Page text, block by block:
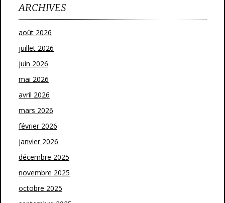
ARCHIVES
août 2026
juillet 2026
juin 2026
mai 2026
avril 2026
mars 2026
février 2026
janvier 2026
décembre 2025
novembre 2025
octobre 2025